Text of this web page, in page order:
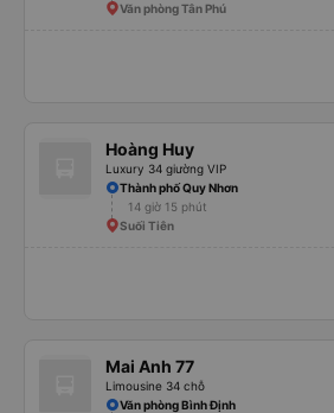
Văn phòng Tân Phú
Hoàng Huy
Luxury 34 giường VIP
Thành phố Quy Nhơn
14 giờ 15 phút
Suối Tiên
Mai Anh 77
Limousine 34 chỗ
Văn phòng Bình Định